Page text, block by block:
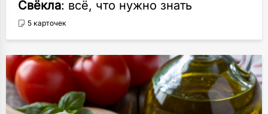
Свёкла: всё, что нужно знать
5 карточек